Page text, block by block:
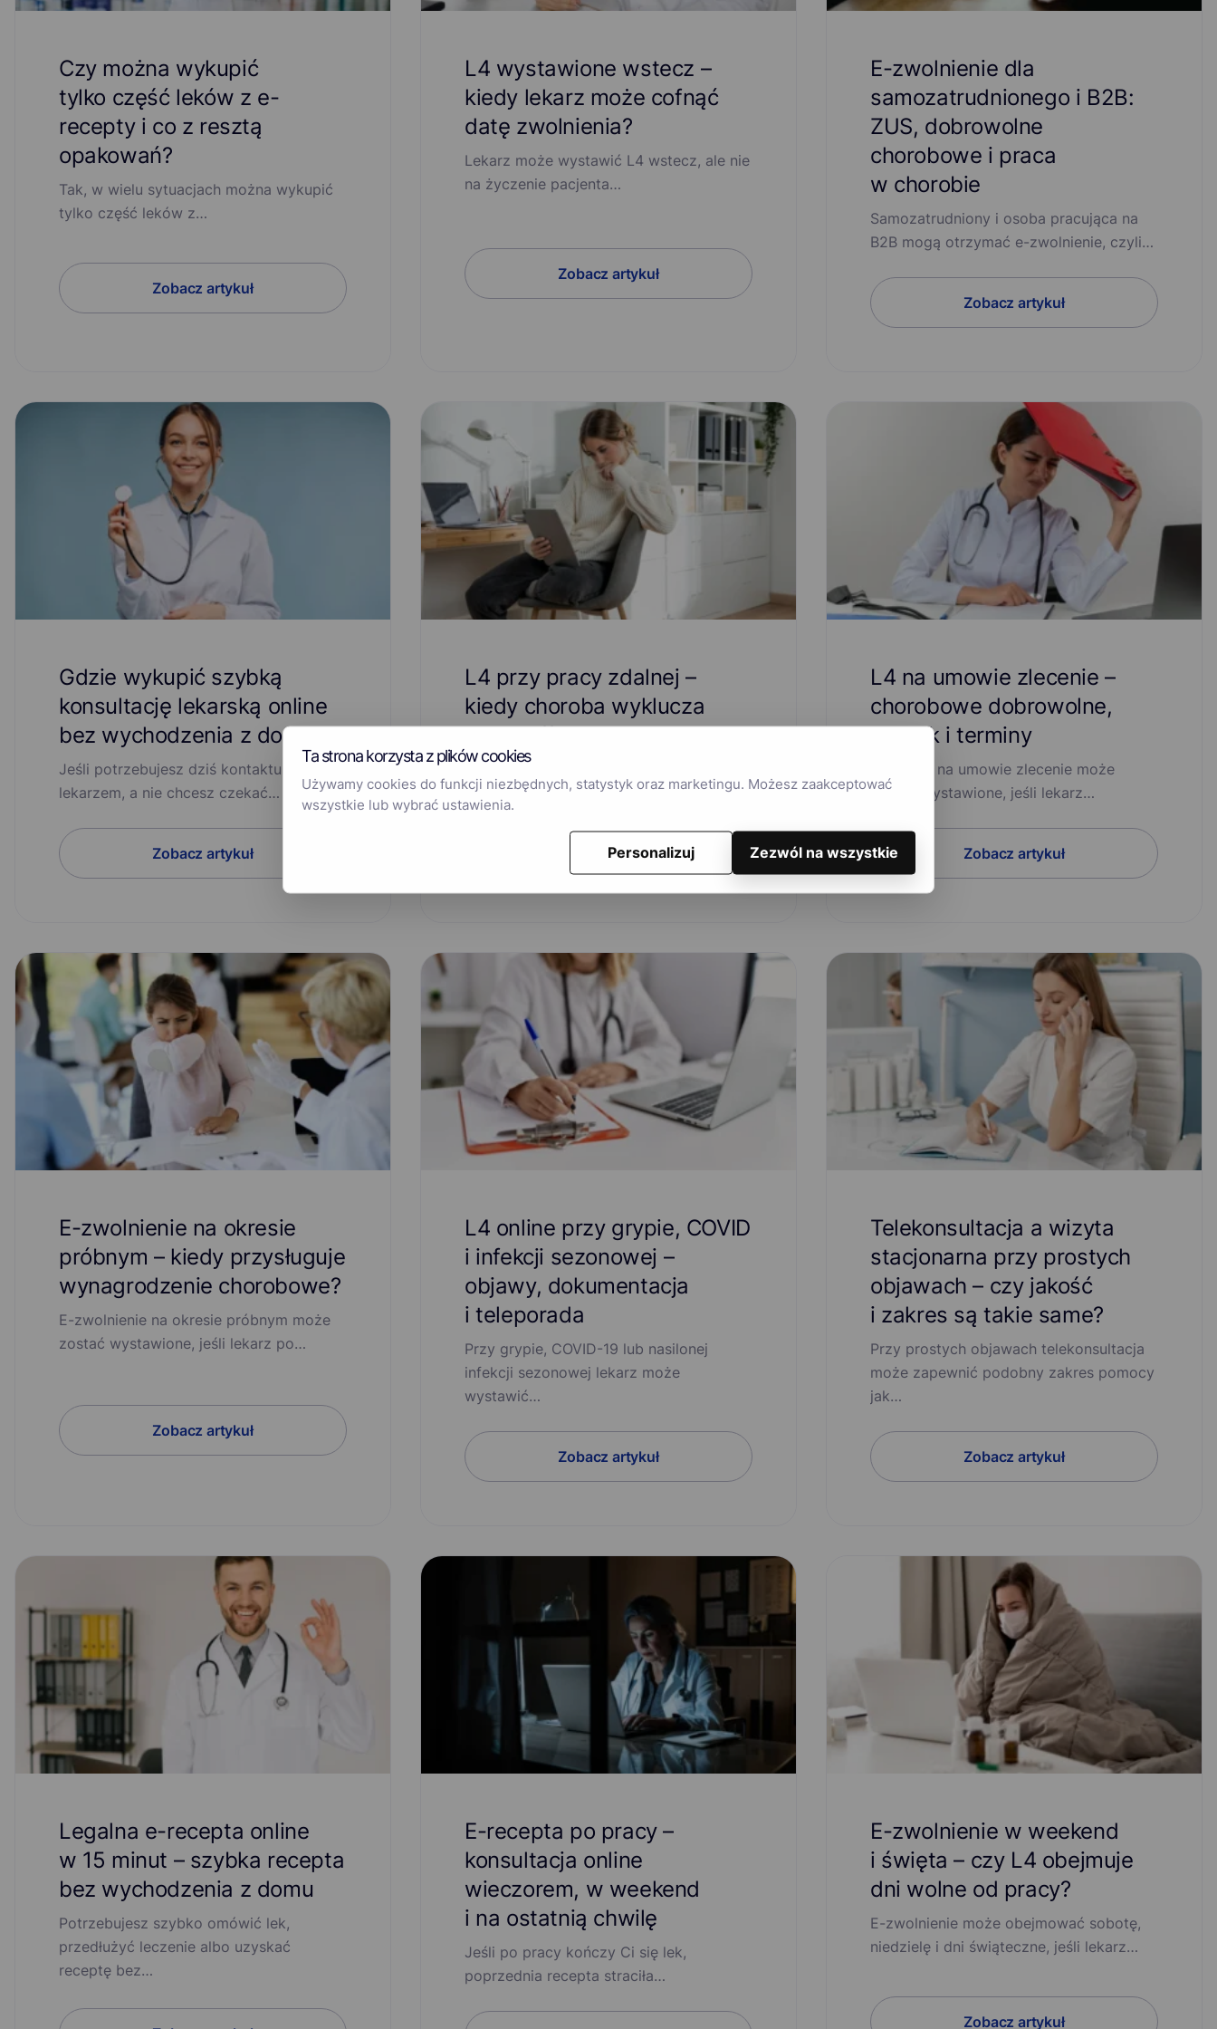
Czy można wykupić
tylko część leków z e-
recepty i co z resztą
opakowań?
Tak, w wielu sytuacjach można wykupić
tylko część leków z…
Zobacz artykuł
L4 wystawione wstecz –
kiedy lekarz może cofnąć
datę zwolnienia?
Lekarz może wystawić L4 wstecz, ale nie
na życzenie pacjenta…
Zobacz artykuł
E-zwolnienie dla
samozatrudnionego i B2B:
ZUS, dobrowolne
chorobowe i praca
w chorobie
Samozatrudniony i osoba pracująca na
B2B mogą otrzymać e-zwolnienie, czyli…
Zobacz artykuł
Gdzie wykupić szybką
konsultację lekarską online
bez wychodzenia z domu?
Jeśli potrzebujesz dziś kontaktu z
lekarzem, a nie chcesz czekać…
Zobacz artykuł
L4 przy pracy zdalnej –
kiedy choroba wyklucza
home office?
Praca zdalna nie wyklucza L4, ale zmienia
sposób oceny, czy…
Zobacz artykuł
L4 na umowie zlecenie –
chorobowe dobrowolne,
zasiłek i terminy
L4 online na umowie zlecenie może
zostać wystawione, jeśli lekarz…
Zobacz artykuł
E-zwolnienie na okresie
próbnym – kiedy przysługuje
wynagrodzenie chorobowe?
E-zwolnienie na okresie próbnym może
zostać wystawione, jeśli lekarz po…
Zobacz artykuł
L4 online przy grypie, COVID
i infekcji sezonowej –
objawy, dokumentacja
i teleporada
Przy grypie, COVID-19 lub nasilonej
infekcji sezonowej lekarz może
wystawić…
Zobacz artykuł
Telekonsultacja a wizyta
stacjonarna przy prostych
objawach – czy jakość
i zakres są takie same?
Przy prostych objawach telekonsultacja
może zapewnić podobny zakres pomocy
jak…
Zobacz artykuł
Legalna e-recepta online
w 15 minut – szybka recepta
bez wychodzenia z domu
Potrzebujesz szybko omówić lek,
przedłużyć leczenie albo uzyskać
receptę bez…
E-recepta po pracy –
konsultacja online
wieczorem, w weekend
i na ostatnią chwilę
Jeśli po pracy kończy Ci się lek,
poprzednia recepta straciła…
E-zwolnienie w weekend
i święta – czy L4 obejmuje
dni wolne od pracy?
E-zwolnienie może obejmować sobotę,
niedzielę i dni świąteczne, jeśli lekarz…
Zobacz artykuł
Ta strona korzysta z plików cookies
Używamy cookies do funkcji niezbędnych, statystyk oraz marketingu. Możesz zaakceptować
wszystkie lub wybrać ustawienia.
Personalizuj Zezwól na wszystkie